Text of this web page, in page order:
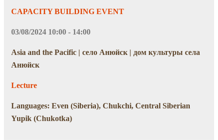
CAPACITY BUILDING EVENT
03/08/2024 10:00 - 14:00
Asia and the Pacific | село Анюйск | дом культуры села
Анюйск
Lecture
Languages: Even (Siberia), Chukchi, Central Siberian
Yupik (Chukotka)